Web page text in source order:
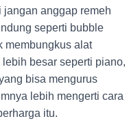
jangan anggap remeh
seperti bubble
membungkus alat
besar seperti piano,
bisa mengurus
lebih mengerti cara
itu.